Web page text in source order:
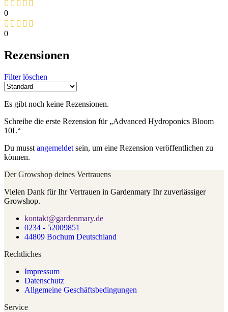
0
0
Rezensionen
Filter löschen
Es gibt noch keine Rezensionen.
Schreibe die erste Rezension für „Advanced Hydroponics Bloom
10L“
Du musst angemeldet sein, um eine Rezension veröffentlichen zu
können.
Der Growshop deines Vertrauens
Vielen Dank für Ihr Vertrauen in Gardenmary Ihr zuverlässiger
Growshop.
kontakt@gardenmary.de
0234 - 52009851
44809 Bochum Deutschland
Rechtliches
Impressum
Datenschutz
Allgemeine Geschäftsbedingungen
Service